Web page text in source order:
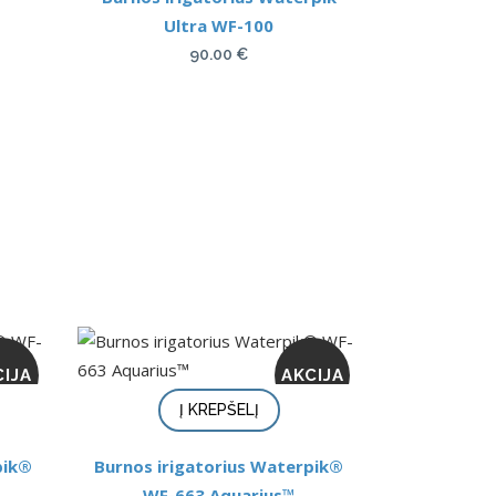
Ultra WF-100
90.00 €
AKCIJA
Į KREPŠELĮ
Burnos irigatorius Waterpik®